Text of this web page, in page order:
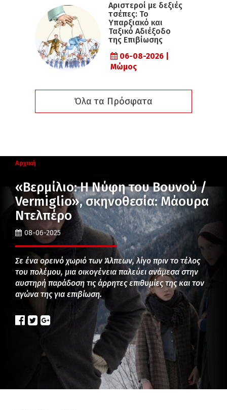
Αριστεροί με δεξιές
τσέπες: Το
Υπαρξιακό και
Ταξικό Αδιέξοδο
της Επιβίωσης
06-08-2026 |
Μώμος
Όλα τα Πρόσφατα
Αρχική
«Βερμίλιο: Η Νύφη του Βουνού /
Vermiglio», σκηνοθεσία: Μάουρα
Ντελπέρο
08-06-2025
Σε ένα ορεινό χωριό των Άλπεων, λίγο πριν το τέλος
του πολέμου, μια οικογένεια παλεύει ανάμεσα στην
αυστηρή παράδοση τις άρρητες επιθυμίες της και τον
αγώνα της για επιβίωση.